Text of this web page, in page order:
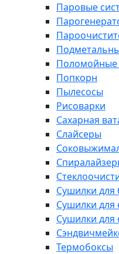
Паровые
Попкорн
Пылесосы
Рисоварки
Сахарная
Слайсеры
Сушилки для
Сушилки для
Сушилки
Термобоксы